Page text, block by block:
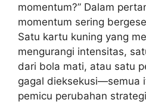
momentum?” Dalam
momentum sering
Satu kartu kuning yang
mengurangi intensitas,
dari bola mati, atau satu
gagal dieksekusi—semua
pemicu perubahan